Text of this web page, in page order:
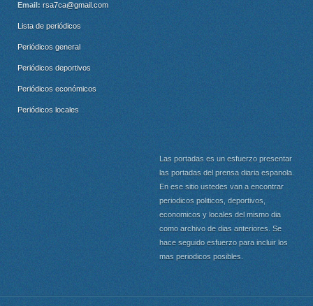
Email: rsa7ca@gmail.com
Lista de periódicos
Periódicos general
Periódicos deportivos
Periódicos económicos
Periódicos locales
Las portadas es un esfuerzo presentar
las portadas del prensa diaria espanola.
En ese sitio ustedes van a encontrar
periodicos politicos, deportivos,
economicos y locales del mismo dia
como archivo de dias anteriores. Se
hace seguido esfuerzo para incluir los
mas periodicos posibles.